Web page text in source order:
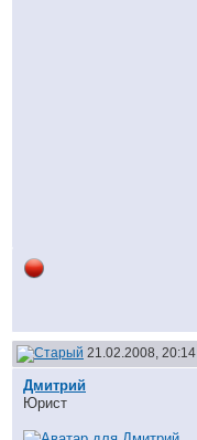
21.02.2008, 20:14
Дмитрий
Юрист